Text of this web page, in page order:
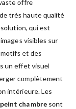
offre
très haute qualité
qui est
visibles sur
motifs et des
un effet visuel
complètement
intérieure. Les
chambresont